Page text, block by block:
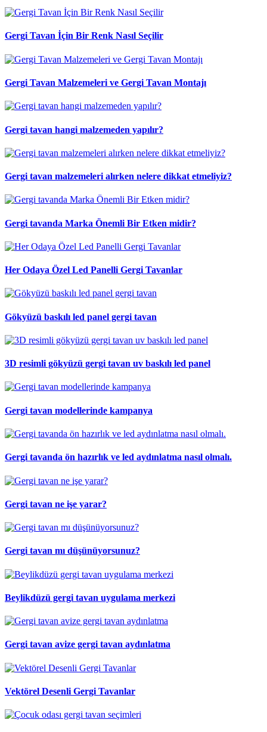
Gergi Tavan İçin Bir Renk Nasıl Seçilir
Gergi Tavan Malzemeleri ve Gergi Tavan Montajı
Gergi tavan hangi malzemeden yapılır?
Gergi tavan malzemeleri alırken nelere dikkat etmeliyiz?
Gergi tavanda Marka Önemli Bir Etken midir?
Her Odaya Özel Led Panelli Gergi Tavanlar
Gökyüzü baskılı led panel gergi tavan
3D resimli gökyüzü gergi tavan uv baskılı led panel
Gergi tavan modellerinde kampanya
Gergi tavanda ön hazırlık ve led aydınlatma nasıl olmalı.
Gergi tavan ne işe yarar?
Gergi tavan mı düşünüyorsunuz?
Beylikdüzü gergi tavan uygulama merkezi
Gergi tavan avize gergi tavan aydınlatma
Vektörel Desenli Gergi Tavanlar